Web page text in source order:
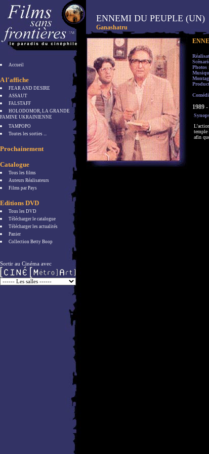
Accueil
A l'affiche
FEAR AND DESIRE
ASSAUT
FALSTAFF
HOLODOMOR, LA GRANDE
FAMINE UKRAINIENNE
TAMPOPO
Toutes les sorties ...
Prochainement
Catalogue
Tous les films
Auteurs Réalisateurs
Films par Pays
Editions DVD
Tous les DVD
Télécharger le catalogue
Télécharger les actualités
Panier
Collection Betty Boop
Sortir au Cinéma avec
ENNEMI DU PEUPLE (UN)
Ganashatru
Photos
1989
temple
afin